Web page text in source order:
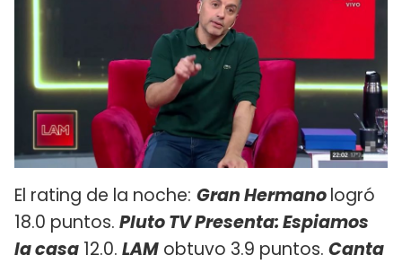
El rating de la noche: Gran Hermanologró
18.0 puntos. Pluto TV Presenta: Espiamos
la casa 12.0. LAM obtuvo 3.9 puntos. Canta